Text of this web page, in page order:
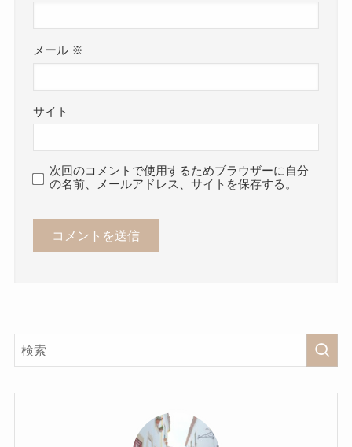
メール ※
サイト
次回のコメントで使用するためブラウザーに自分
の名前、メールアドレス、サイトを保存する。